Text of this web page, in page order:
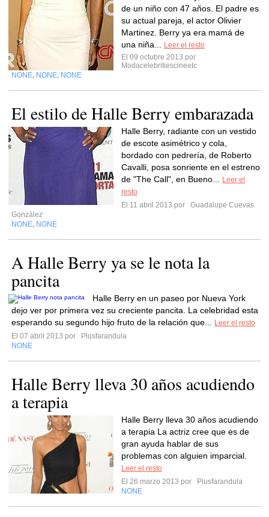
de un niño con 47 años. El padre es
su actual pareja, el actor Olivier
Martinez. Berry ya era mamá de
una niña...
Leer el resto
El 09 octubre 2013 por
Modacelebritiescineetc
NONE NONE NONE
El estilo de Halle Berry embarazada
Halle Berry, radiante con un vestido
de escote asimétrico y cola,
bordado con pedrería, de Roberto
Cavalli, posa sonriente en el estreno
de "The Call", en Bueno...
Leer el
resto
El 11 abril 2013 por
Guadalupe Cuevas
González
NONE NONE
A Halle Berry ya se le nota la
pancita
Halle Berry en un paseo por Nueva York
dejo ver por primera vez su creciente pancita. La celebridad esta
esperando su segundo hijo fruto de la relación que...
Leer el resto
El 07 abril 2013 por
Plusfarandula
NONE
Halle Berry lleva 30 años acudiendo
a terapia
Halle Berry lleva 30 años acudiendo
a terapia La actriz cree que es de
gran ayuda hablar de sus
problemas con alguien imparcial.
Leer el resto
El 26 marzo 2013 por
Plusfarandula
NONE